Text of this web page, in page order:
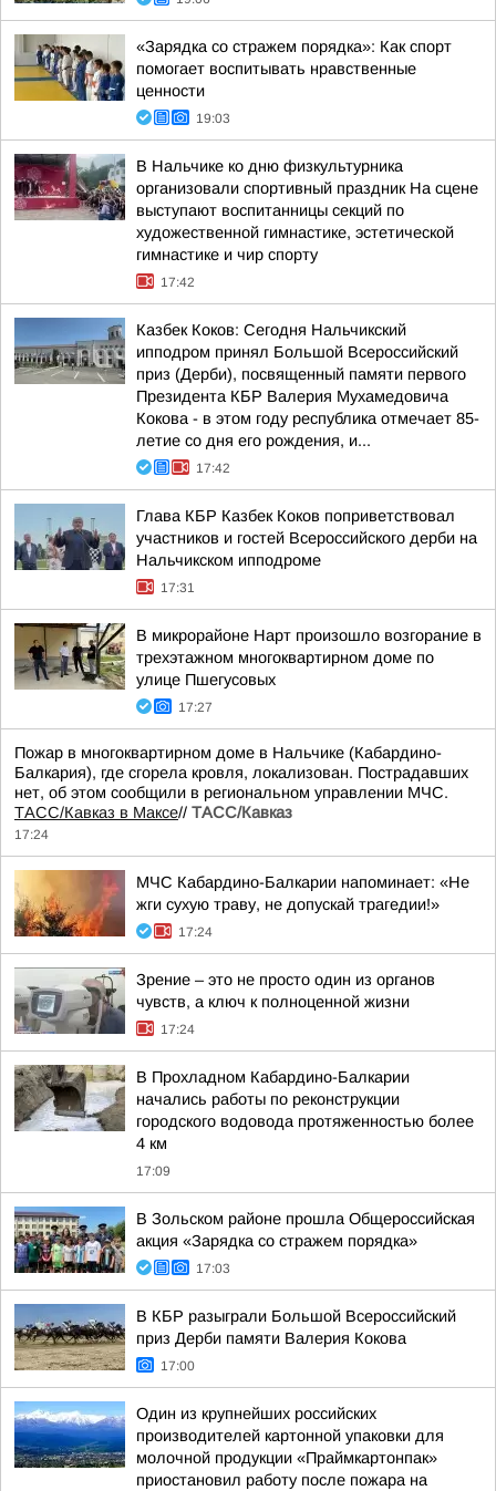
«Зарядка со стражем порядка»: Как спорт
помогает воспитывать нравственные
ценности
19:03
В Нальчике ко дню физкультурника
организовали спортивный праздник На сцене
выступают воспитанницы секций по
художественной гимнастике, эстетической
гимнастике и чир спорту
17:42
Казбек Коков: Сегодня Нальчикский
ипподром принял Большой Всероссийский
приз (Дерби), посвященный памяти первого
Президента КБР Валерия Мухамедовича
Кокова - в этом году республика отмечает 85-
летие со дня его рождения, и...
17:42
Глава КБР Казбек Коков поприветствовал
участников и гостей Всероссийского дерби на
Нальчикском ипподроме
17:31
В микрорайоне Нарт произошло возгорание в
трехэтажном многоквартирном доме по
улице Пшегусовых
17:27
Пожар в многоквартирном доме в Нальчике (Кабардино-
Балкария), где сгорела кровля, локализован. Пострадавших
нет, об этом сообщили в региональном управлении МЧС.
ТАСС/Кавказ в Максе// ТАСС/Кавказ
17:24
МЧС Кабардино-Балкарии напоминает: «Не
жги сухую траву, не допускай трагедии!»
17:24
Зрение – это не просто один из органов
чувств, а ключ к полноценной жизни
17:24
В Прохладном Кабардино-Балкарии
начались работы по реконструкции
городского водовода протяженностью более
4 км
17:09
В Зольском районе прошла Общероссийская
акция «Зарядка со стражем порядка»
17:03
В КБР разыграли Большой Всероссийский
приз Дерби памяти Валерия Кокова
17:00
Один из крупнейших российских
производителей картонной упаковки для
молочной продукции «Праймкартонпак»
приостановил работу после пожара на